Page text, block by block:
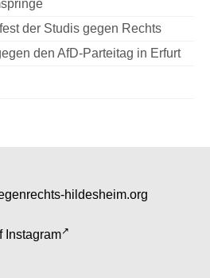
der Studis gegen Rechts
den AfD-Parteitag in Erfurt
hildesheim.org
Instagram